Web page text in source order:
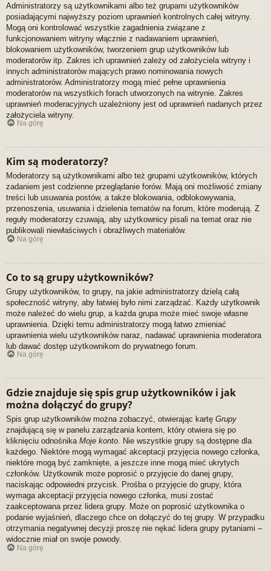
Administratorzy są użytkownikami albo też grupami użytkowników
posiadającymi najwyższy poziom uprawnień kontrolnych całej witryny.
Mogą oni kontrolować wszystkie zagadnienia związane z
funkcjonowaniem witryny włącznie z nadawaniem uprawnień,
blokowaniem użytkowników, tworzeniem grup użytkowników lub
moderatorów itp. Zakres ich uprawnień zależy od założyciela witryny i
innych administratorów mających prawo nominowania nowych
administratorów. Administratorzy mogą mieć pełne uprawnienia
moderatorów na wszystkich forach utworzonych na witrynie. Zakres
uprawnień moderacyjnych uzależniony jest od uprawnień nadanych przez
założyciela witryny.
Na górę
Kim są moderatorzy?
Moderatorzy są użytkownikami albo też grupami użytkowników, których
zadaniem jest codzienne przeglądanie forów. Mają oni możliwość zmiany
treści lub usuwania postów, a także blokowania, odblokowywania,
przenoszenia, usuwania i dzielenia tematów na forum, które moderują. Z
reguły moderatorzy czuwają, aby użytkownicy pisali na temat oraz nie
publikowali niewłaściwych i obraźliwych materiałów.
Na górę
Co to są grupy użytkowników?
Grupy użytkowników, to grupy, na jakie administratorzy dzielą całą
społeczność witryny, aby łatwiej było nimi zarządzać. Każdy użytkownik
może należeć do wielu grup, a każda grupa może mieć swoje własne
uprawnienia. Dzięki temu administratorzy mogą łatwo zmieniać
uprawnienia wielu użytkowników naraz, nadawać uprawnienia moderatora
lub dawać dostęp użytkownikom do prywatnego forum.
Na górę
Gdzie znajduje się spis grup użytkowników i jak
można dołączyć do grupy?
Spis grup użytkowników można zobaczyć, otwierając kartę Grupy
znajdującą się w panelu zarządzania kontem, który otwiera się po
kliknięciu odnośnika Moje konto. Nie wszystkie grupy są dostępne dla
każdego. Niektóre mogą wymagać akceptacji przyjęcia nowego członka,
niektóre mogą być zamknięte, a jeszcze inne mogą mieć ukrytych
członków. Użytkownik może poprosić o przyjęcie do danej grupy,
naciskając odpowiedni przycisk. Prośba o przyjęcie do grupy, która
wymaga akceptacji przyjęcia nowego członka, musi zostać
zaakceptowana przez lidera grupy. Może on poprosić użytkownika o
podanie wyjaśnień, dlaczego chce on dołączyć do tej grupy. W przypadku
otrzymania negatywnej decyzji proszę nie nękać lidera grupy pytaniami –
widocznie miał on swoje powody.
Na górę